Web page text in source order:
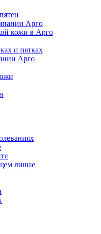
Арго
кожи в Арго
и пятках
Арго
лишае